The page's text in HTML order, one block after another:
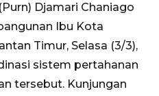
Djamari Chaniago
Ibu Kota
Timur, Selasa (3/3),
sistem pertahanan
tersebut. Kunjungan